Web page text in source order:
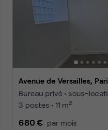
Avenue de Versailles,
Bureau privé • sous-
3 postes • 11 m2
680 € par mois